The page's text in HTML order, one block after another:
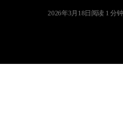
2026年3月18日 阅读 1 分钟